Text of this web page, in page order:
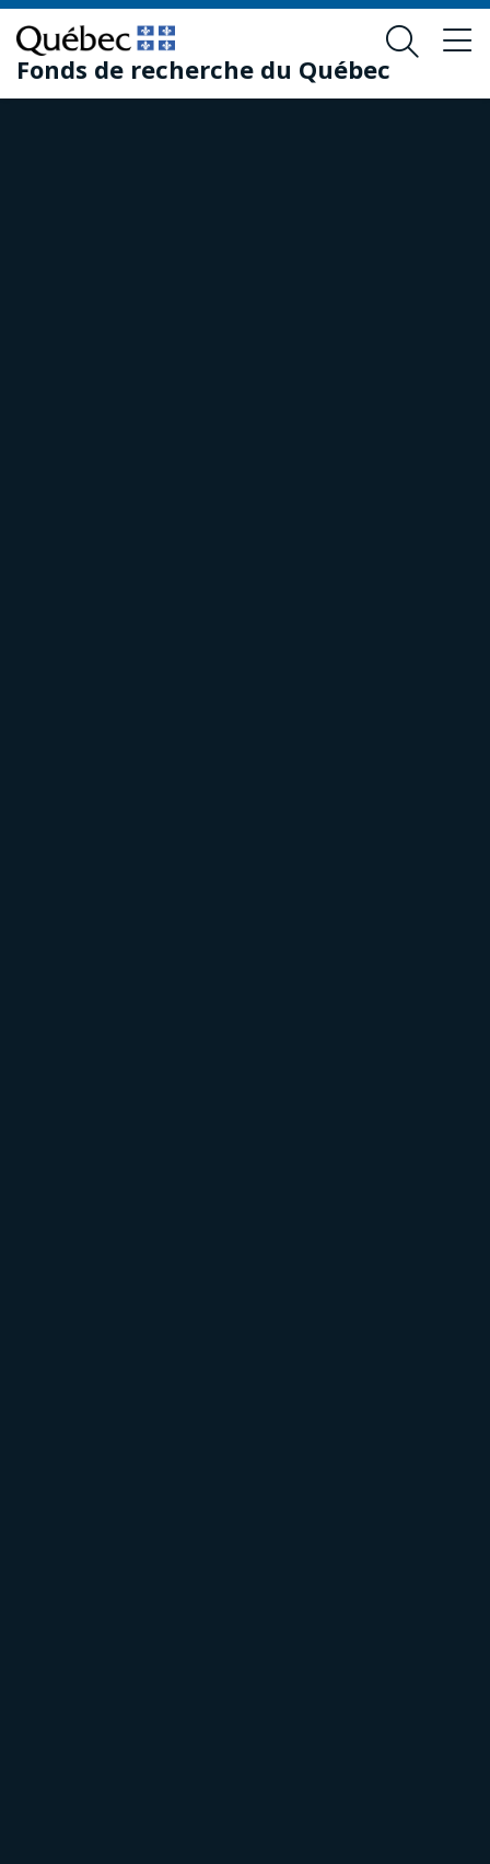
Passer
au
contenu
principal
Passer
au
pied
de
Fonds de recherche du Québec